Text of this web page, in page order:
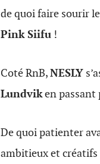
de quoi faire sourir
Pink Siifu !
Coté RnB,NESLY
Lundviken passant
De quoi patienter
ambitieux et créatifs